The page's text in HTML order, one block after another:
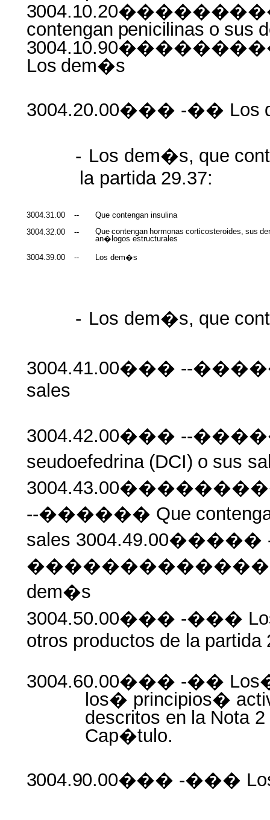
contengan penicilinas o sus
Los dem�s
3004.20.00��� -�� Los
- Los dem�s, que
la partida 29.37:
3004.31.00 --
Que contengan insulina
3004.32.00
-- Que contengan hormonas corticosteroides, sus
an�logos estructurales
3004.39.00 -- Los dem�s
- Los dem�s, que
3004.41.00��� --
sales
3004.42.00��� --
seudoefedrina (DCI) o sus
--������ Que
sales 3004.49.00�����
dem�s
3004.50.00��� -���
otros productos de la partida
3004.60.00��� -��
los� principios�
descritos en la Nota 2
Cap�tulo.
3004.90.00��� -���